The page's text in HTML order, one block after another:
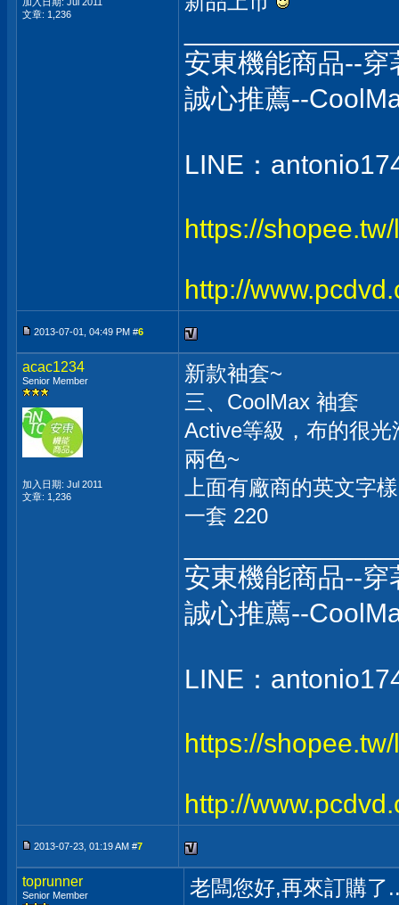
文章: 1,236
安東機能商品--
誠心推薦--
LINE：
https://
http://
2013-07-01, 04:49 PM #6
acac1234
Senior Member
加入日期: Jul 2011
文章: 1,236
新款袖套~
三、CoolMax 袖套
Active等級，布的很
兩色~
上面有廠商的英文字樣
一套 220
安東機能商品--
誠心推薦--
LINE：
https://
http://
2013-07-23, 01:19 AM #7
toprunner
Senior Member 老闆您好,再來訂購了